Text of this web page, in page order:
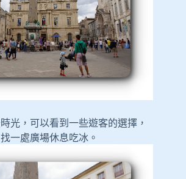
光，可以看到一些遊客的選擇，
一處廣場休息吃冰。